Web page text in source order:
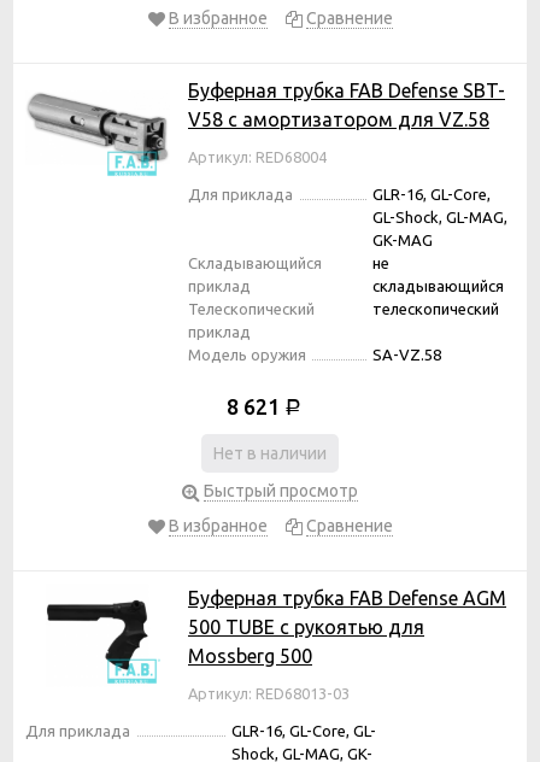
В избранное
Сравнение
Буферная трубка FAB Defense SBT-
V58 с амортизатором для VZ.58
Артикул: RED68004
Для приклада
GLR-16, GL-Core,
GL-Shock, GL-MAG,
GK-MAG
Складывающийся
приклад
не
складывающийся
Телескопический
приклад
телескопический
Модель оружия SA-VZ.58
8 621 Р
Нет в наличии
Быстрый просмотр
В избранное
Сравнение
Буферная трубка FAB Defense AGM
500 TUBE с рукоятью для
Mossberg 500
Артикул: RED68013-03
Для приклада
GLR-16, GL-Core, GL-
Shock, GL-MAG, GK-